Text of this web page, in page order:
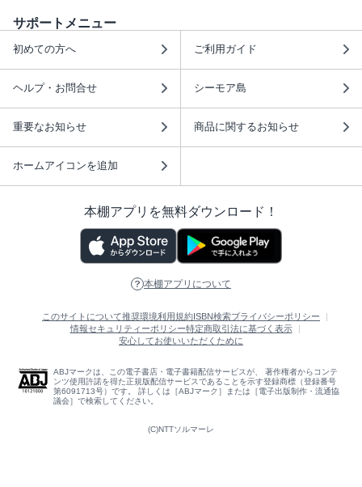
サポートメニュー
初めての方へ ご利用ガイド
ヘルプ・お問合せ シーモア島
重要なお知らせ 商品に関するお知らせ
ホームアイコンを追加
本棚アプリを無料ダウンロード！
本棚アプリについて
このサイトについて推奨環境利用規約 ISBN検索プライバシーポリシー
情報セキュリティーポリシー特定商取引法に基づく表示
安心してお使いいただくために
ABJマークは、この電子書店・電子書籍配信サービスが、 著作権者からコンテ
ンツ使用許諾を得た正規版配信サービスであることを示す登録商標（登録番号
第6091713号）です。 詳しくは［ABJマーク］または［電子出版制作・流通協
議会］で検索してください。
(C)NTTソルマーレ